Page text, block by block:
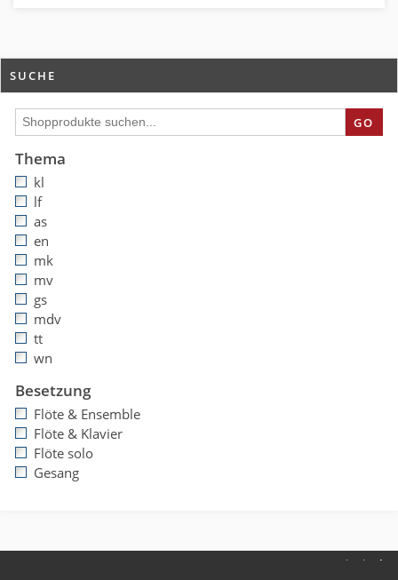
SUCHE
GO
Thema
kl
lf
as
en
mk
mv
gs
mdv
tt
wn
Besetzung
Flöte & Ensemble
Flöte & Klavier
Flöte solo
Gesang